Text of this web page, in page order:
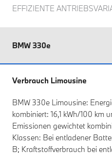
EFFIZIENTE
BMW 330e
Verbrauch Limousine
BMW 330e Limousine:
kombiniert: 16,1 kWh/100 km
Emissionen gewichtet
Klassen: Bei entladener
B; Kraftstoffverbrauch bei